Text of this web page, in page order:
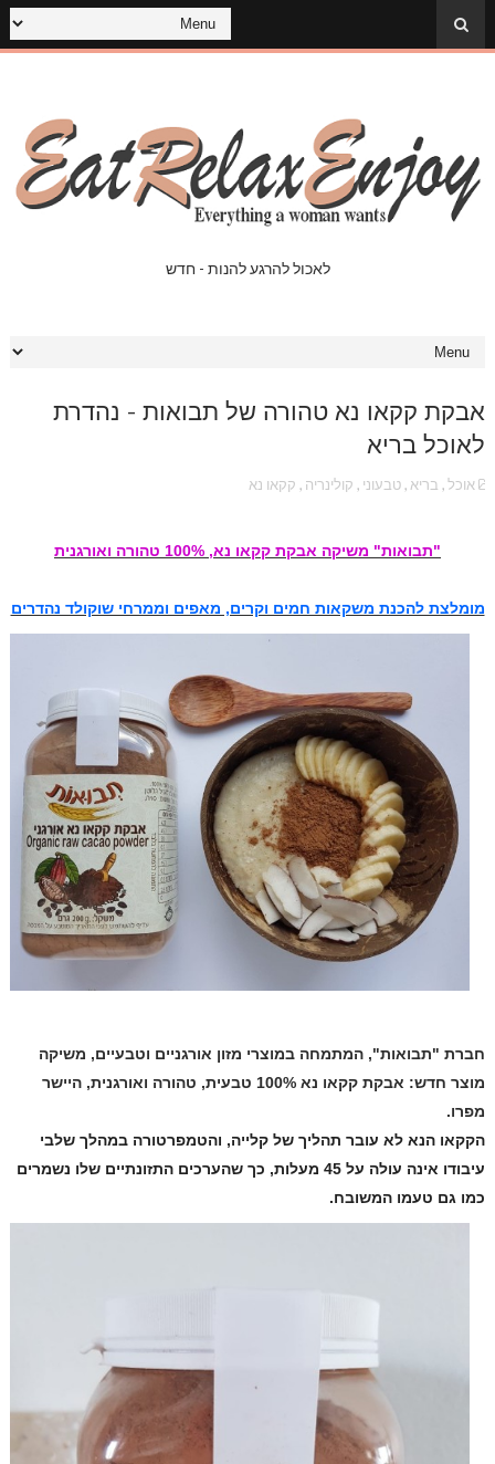
לאכול להרגע להנות - חדש
אבקת קקאו נא טהורה של תבואות - נהדרת
לאוכל בריא
אוכל, בריא , טבעוני , קולינריה , קקאו נא
"תבואות" משיקה אבקת קקאו נא, 100% טהורה ואורגנית
מומלצת להכנת משקאות חמים וקרים, מאפים וממרחי שוקולד נהדרים
חברת "תבואות", המתמחה במוצרי מזון אורגניים וטבעיים, משיקה
מוצר חדש: אבקת קקאו נא 100% טבעית, טהורה ואורגנית, היישר
מפרו.
הקקאו הנא לא עובר תהליך של קלייה, והטמפרטורה במהלך שלבי
עיבודו אינה עולה על 45 מעלות, כך שהערכים התזונתיים שלו נשמרים
כמו גם טעמו המשובח.